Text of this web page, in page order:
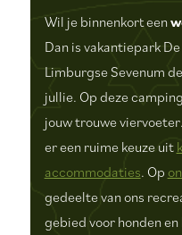
Wil je binnenkort een
Dan is vakantiepark
Limburgse Sevenum
jullie. Op deze
jouw trouwe
er een ruime keuze uit
accommodaties. Op
gedeelte van ons
gebied voor honden